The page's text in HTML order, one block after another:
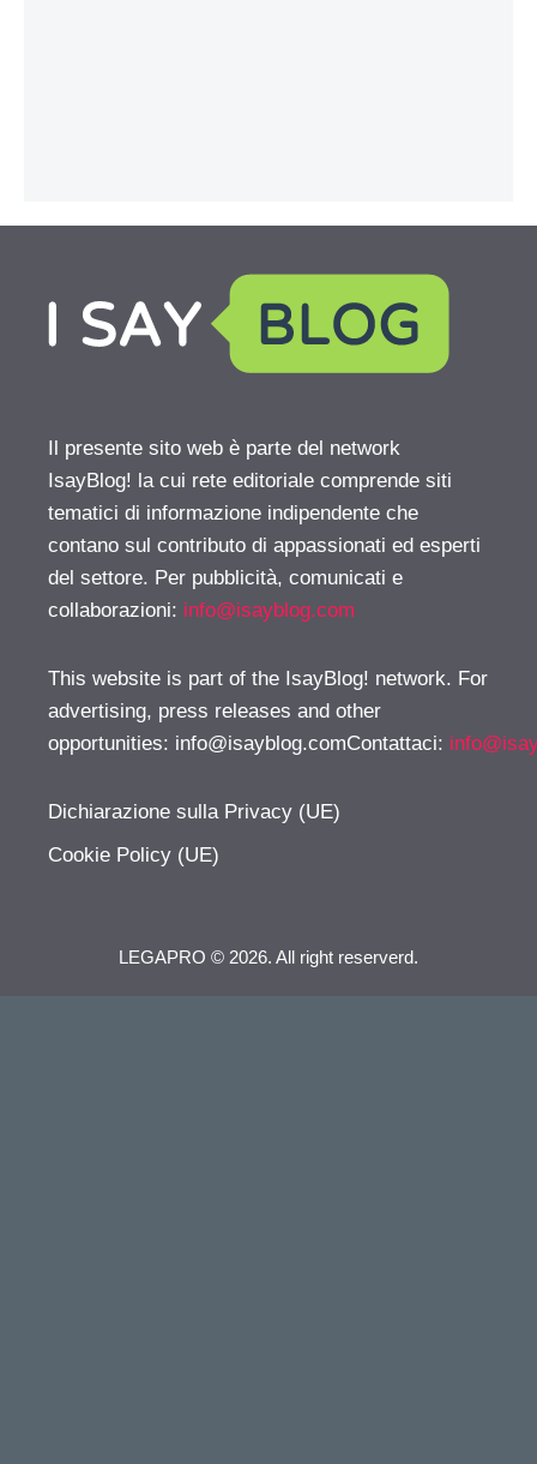
Il presente sito web è parte del network
IsayBlog! la cui rete editoriale comprende siti
tematici di informazione indipendente che
contano sul contributo di appassionati ed esperti
del settore. Per pubblicità, comunicati e
collaborazioni: info@isayblog.com
This website is part of the IsayBlog! network. For
advertising, press releases and other
opportunities: info@isayblog.comContattaci:
Dichiarazione sulla Privacy (UE)
Cookie Policy (UE)
LEGAPRO © 2026. All right reserverd.